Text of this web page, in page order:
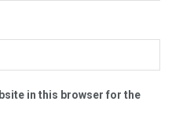
in this browser for the